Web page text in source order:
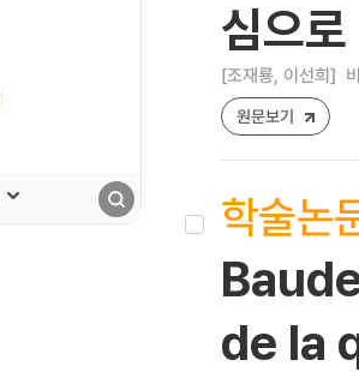
심으로
[조재룡, 이선희]
원문보기
학술논
de la